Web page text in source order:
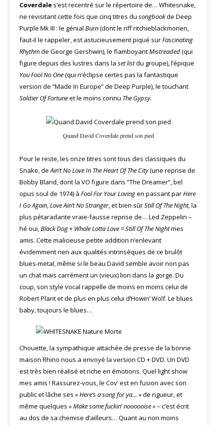
Coverdale s’est recentré sur le répertoire de… Whitesnake,
ne revisitant cette fois que cinq titres du songbookde Deep
Purple Mk III : le génial Burn(dont le riff ritchieblackmorien,
faut-il le rappeler, est astucieusement piqué surFascinating
Rhythmde George Gershwin), le flamboyantMistreaded(qui
figure depuis des lustres dans la set listdu groupe), l’épique
You Fool No One(qui n’éclipse certes pas la fantastique
version de “Made In Europe” de Deep Purple), le touchant
Soldier Of Fortuneet le moins connu The Gypsy.
Quand David Coverdale prend son pied
Pour le reste, les onze titres sont tous des classiques du
Snake, deAin’t No Love In The Heart Of The City(une reprise de
Bobby Bland, dont la VO figure dans “The Dreamer”, bel
opus soul de 1974) à Fool For Your Lovingen passant parHere
I Go Again,Love Ain’t No Stranger, et bien sûrStill Of The Night, la
plus pétaradante vraie-fausse reprise de… Led Zeppelin –
hé oui,Black Dog+ Whole Lotta Love=Still Of The Nightmes
amis. Cette malicieuse petite addition n’enlevant
évidemment rien aux qualités intrinsèques de ce brulôt
blues-metal, même si le beau David semble avoir non pas
un chat mais carrément un (vieux) lion dans la gorge. Du
coup, son style vocal rappelle de moins en moins celui de
Robert Plant et de plus en plus celui d’Howin’ Wolf. Le blues
baby, toujours le blues…
Chouette, la sympathique attachée de presse de la bonne
maison Rhino nous a envoyé la version CD + DVD. Un DVD
est très bien réalisé et riche en émotions. Quel light show
mes amis ! Rassurez-vous, le Cov’ est en fusion avec son
public et lâche ses « Here’s a song for ya… »de rigueur, et
même quelques « Make some fuckin’ noooooise »– c’est écrit
au dos de sa chemise d’ailleurs… Quant au non moins